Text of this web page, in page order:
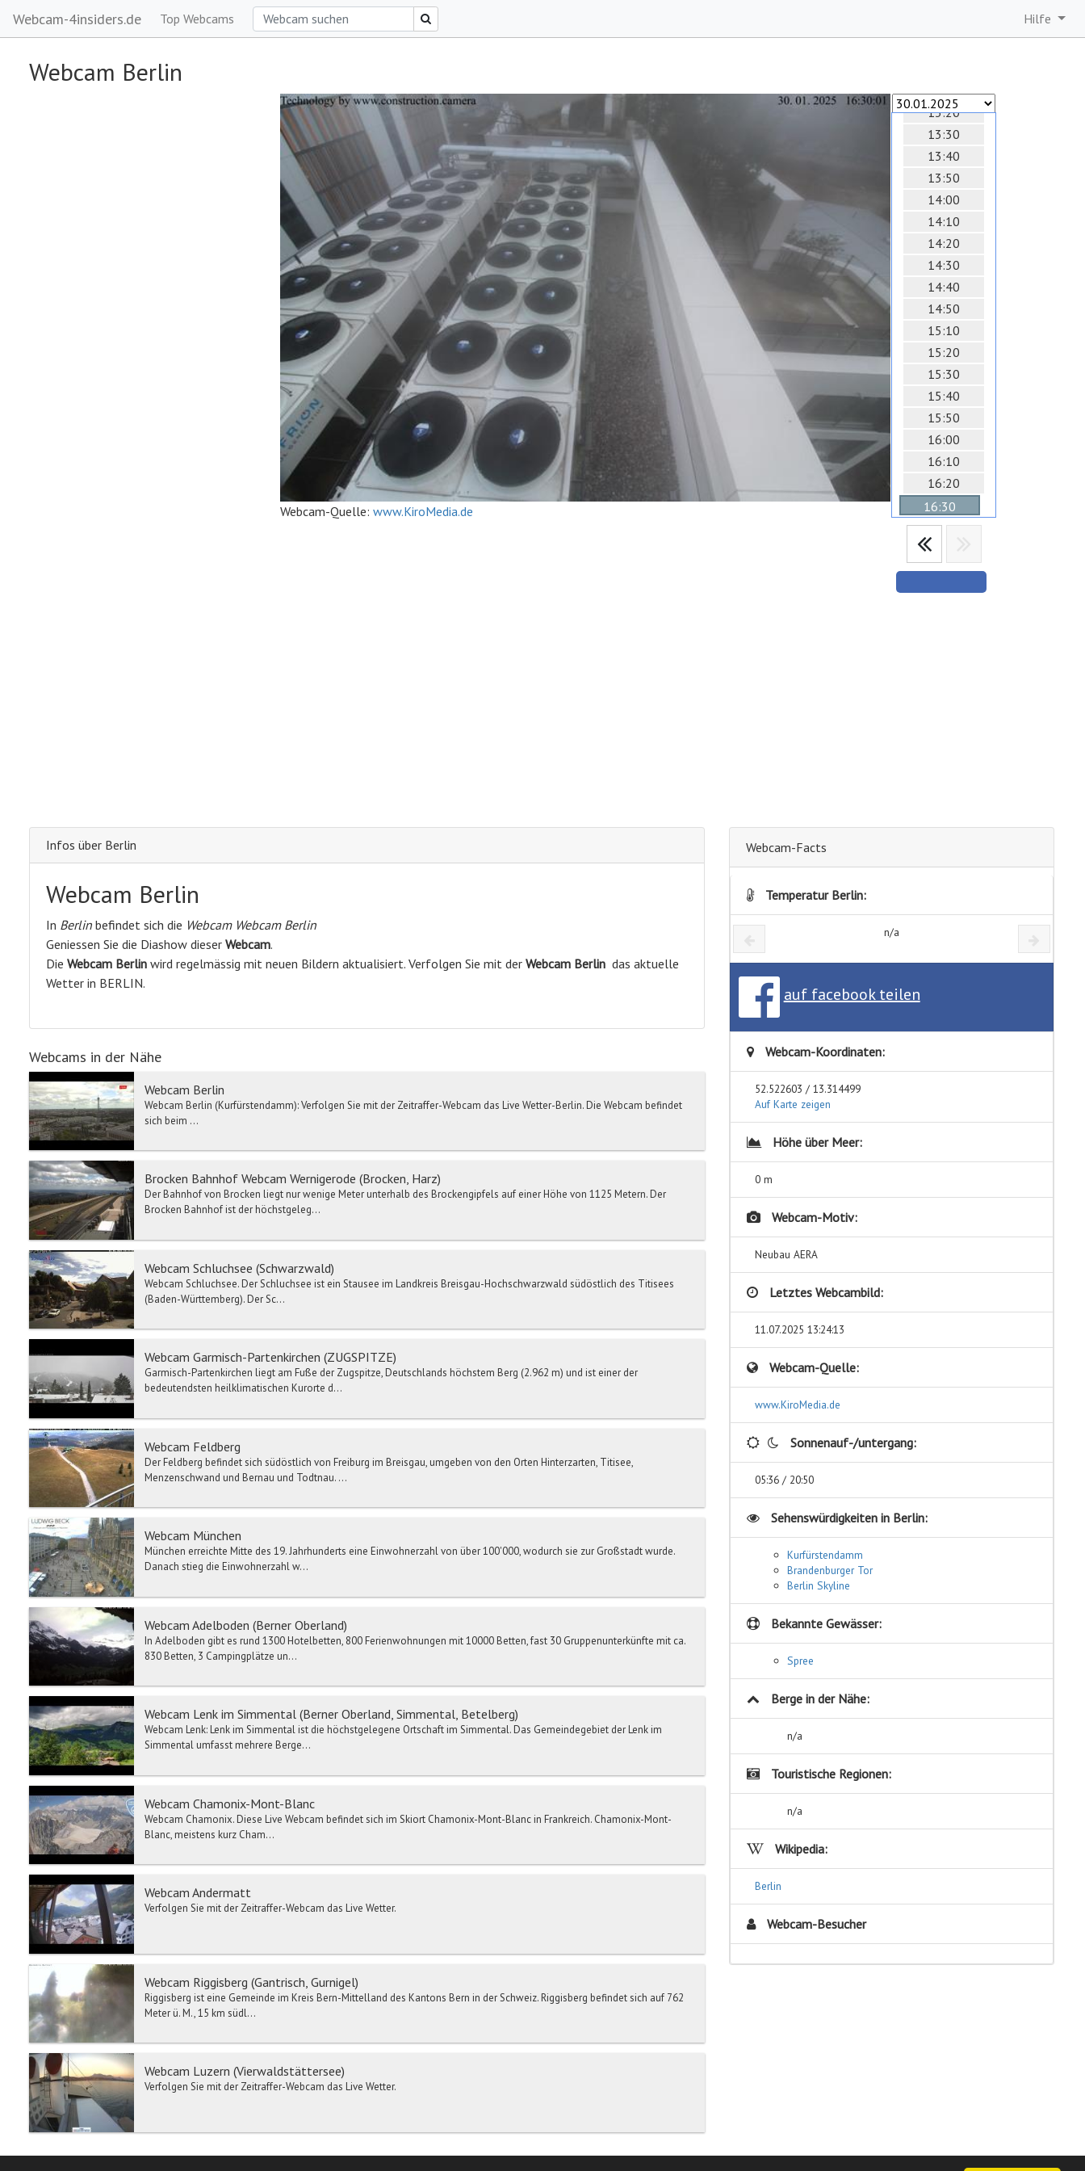
Webcam-4insiders.de Top Webcams Hilfe
Webcam Berlin
13:10
13:20
13:30
13:40
13:50
14:00
14:10
14:20
14:30
14:40
14:50
15:10
15:20
15:30
15:40
15:50
16:00
16:10
16:20
16:30
Webcam-Quelle: www.KiroMedia.de
Webcam-Facts
Temperatur Berlin:
n/a
auf facebook teilen
Webcam-Koordinaten:
52.522603 / 13.314499
Auf Karte zeigen
Höhe über Meer:
0 m
Webcam-Motiv:
Neubau AERA
Letztes Webcambild:
11.07.2025 13:24:13
Webcam-Quelle:
www.KiroMedia.de
Sonnenauf-/untergang:
05:36 / 20:50
Sehenswürdigkeiten in Berlin:
Kurfürstendamm
Brandenburger Tor
Berlin Skyline
Bekannte Gewässer:
Spree
Berge in der Nähe:
n/a
Touristische Regionen:
n/a
Wikipedia:
Berlin
Webcam-Besucher
Infos über Berlin
Webcam Berlin
In Berlin befindet sich die Webcam Webcam Berlin
Geniessen Sie die Diashow dieser Webcam.
Die Webcam Berlin wird regelmässig mit neuen Bildern aktualisiert. Verfolgen Sie mit der Webcam Berlin das aktuelle
Wetter in BERLIN.
Webcams in der Nähe
Webcam Berlin
Webcam Berlin (Kurfürstendamm): Verfolgen Sie mit der Zeitraffer-Webcam das Live Wetter-Berlin. Die Webcam befindet
sich beim ...
Brocken Bahnhof Webcam Wernigerode (Brocken, Harz)
Der Bahnhof von Brocken liegt nur wenige Meter unterhalb des Brockengipfels auf einer Höhe von 1125 Metern. Der
Brocken Bahnhof ist der höchstgeleg...
Webcam Schluchsee (Schwarzwald)
Webcam Schluchsee. Der Schluchsee ist ein Stausee im Landkreis Breisgau-Hochschwarzwald südöstlich des Titisees
(Baden-Württemberg). Der Sc...
Webcam Garmisch-Partenkirchen (ZUGSPITZE)
Garmisch-Partenkirchen liegt am Fuße der Zugspitze, Deutschlands höchstem Berg (2.962 m) und ist einer der
bedeutendsten heilklimatischen Kurorte d...
Webcam Feldberg
Der Feldberg befindet sich südöstlich von Freiburg im Breisgau, umgeben von den Orten Hinterzarten, Titisee,
Menzenschwand und Bernau und Todtnau. ...
Webcam München
München erreichte Mitte des 19. Jahrhunderts eine Einwohnerzahl von über 100'000, wodurch sie zur Großstadt wurde.
Danach stieg die Einwohnerzahl w...
Webcam Adelboden (Berner Oberland)
In Adelboden gibt es rund 1300 Hotelbetten, 800 Ferienwohnungen mit 10000 Betten, fast 30 Gruppenunterkünfte mit ca.
830 Betten, 3 Campingplätze un...
Webcam Lenk im Simmental (Berner Oberland, Simmental, Betelberg)
Webcam Lenk: Lenk im Simmental ist die höchstgelegene Ortschaft im Simmental. Das Gemeindegebiet der Lenk im
Simmental umfasst mehrere Berge...
Webcam Chamonix-Mont-Blanc
Webcam Chamonix. Diese Live Webcam befindet sich im Skiort Chamonix-Mont-Blanc in Frankreich. Chamonix-Mont-
Blanc, meistens kurz Cham...
Webcam Andermatt
Verfolgen Sie mit der Zeitraffer-Webcam das Live Wetter.
Webcam Riggisberg (Gantrisch, Gurnigel)
Riggisberg ist eine Gemeinde im Kreis Bern-Mittelland des Kantons Bern in der Schweiz. Riggisberg befindet sich auf 762
Meter ü. M., 15 km südl...
Webcam Luzern (Vierwaldstättersee)
Verfolgen Sie mit der Zeitraffer-Webcam das Live Wetter.